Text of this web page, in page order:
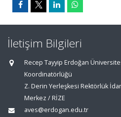
İletişim Bilgileri
Recep Tayyip Erdoğan
Koordinatörlüğü
Z. Derin Yerleşkesi Rektörlük
Merkez / RİZE
aves@erdogan.edu.tr